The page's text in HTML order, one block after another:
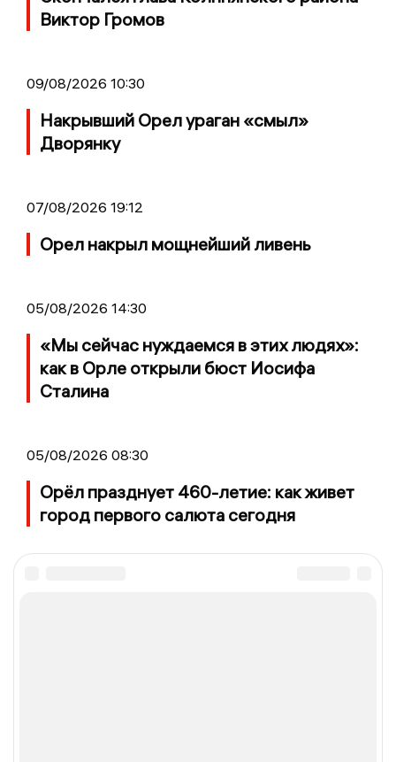
Виктор Громов
09/08/2026 10:30
Накрывший Орел ураган «смыл»
Дворянку
07/08/2026 19:12
Орел накрыл мощнейший ливень
05/08/2026 14:30
«Мы сейчас нуждаемся в этих людях»:
как в Орле открыли бюст Иосифа
Сталина
05/08/2026 08:30
Орёл празднует 460-летие: как живет
город первого салюта сегодня